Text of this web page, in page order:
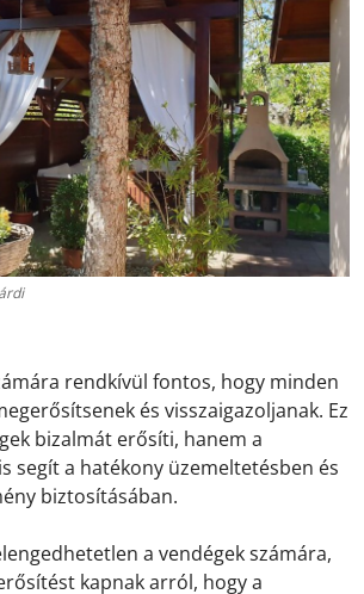
rendkívül fontos, hogy minden
és visszaigazoljanak. Ez
bizalmát erősíti, hanem a
segít a hatékony üzemeltetésben és
biztosításában.
a vendégek számára,
kapnak arról, hogy a